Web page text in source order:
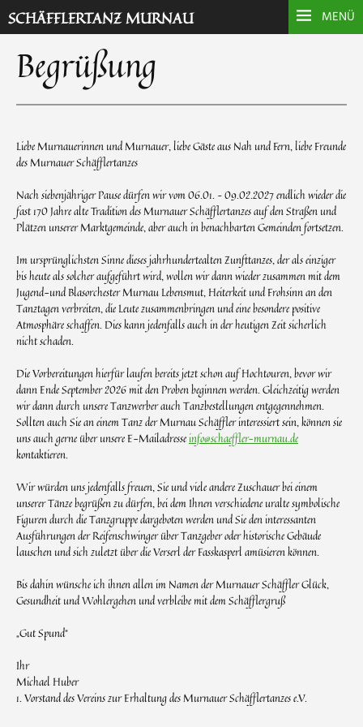
MENÜ
SCHÄFFLERTANZ MURNAU
Begrüßung
Liebe Murnauerinnen und Murnauer, liebe Gäste aus Nah und Fern, liebe Freunde
des Murnauer Schäfflertanzes
Nach siebenjähriger Pause dürfen wir vom 06.01. – 09.02.2027 endlich wieder die
fast 170 Jahre alte Tradition des Murnauer Schäfflertanzes auf den Straßen und
Plätzen unserer Marktgemeinde, aber auch in benachbarten Gemeinden fortsetzen.
Im ursprünglichsten Sinne dieses jahrhundertealten Zunfttanzes, der als einziger
bis heute als solcher aufgeführt wird, wollen wir dann wieder zusammen mit dem
Jugend-und Blasorchester Murnau Lebensmut, Heiterkeit und Frohsinn an den
Tanztagen verbreiten, die Leute zusammenbringen und eine besondere positive
Atmosphäre schaffen. Dies kann jedenfalls auch in der heutigen Zeit sicherlich
nicht schaden.
Die Vorbereitungen hierfür laufen bereits jetzt schon auf Hochtouren, bevor wir
dann Ende September 2026 mit den Proben beginnen werden. Gleichzeitig werden
wir dann durch unsere Tanzwerber auch Tanzbestellungen entgegennehmen.
Sollten auch Sie an einem Tanz der Murnau Schäffler interessiert sein, können sie
uns auch gerne über unsere E-Mailadresse info@schaeffler-murnau.de
kontaktieren.
Wir würden uns jedenfalls freuen, Sie und viele andere Zuschauer bei einem
unserer Tänze begrüßen zu dürfen, bei dem Ihnen verschiedene uralte symbolische
Figuren durch die Tanzgruppe dargeboten werden und Sie den interessanten
Ausführungen der Reifenschwinger über Tanzgeber oder historische Gebäude
lauschen und sich zuletzt über die Verserl der Fasskasperl amüsieren können.
Bis dahin wünsche ich ihnen allen im Namen der Murnauer Schäffler Glück,
Gesundheit und Wohlergehen und verbleibe mit dem Schäfflergruß
„Gut Spund“
Ihr
Michael Huber
1. Vorstand des Vereins zur Erhaltung des Murnauer Schäfflertanzes e.V.